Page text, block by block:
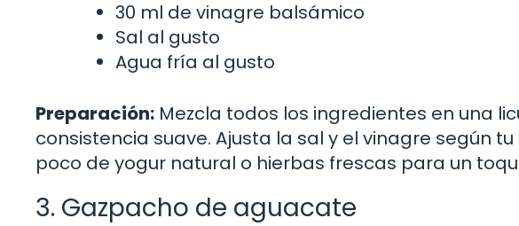
30 ml de vinagre balsámico
Sal al gusto
Agua fría al gusto
Preparación: Mezcla todos los ingredientes en una
consistencia suave. Ajusta la sal y el vinagre según
poco de yogur natural o hierbas frescas para un
3. Gazpacho de aguacate